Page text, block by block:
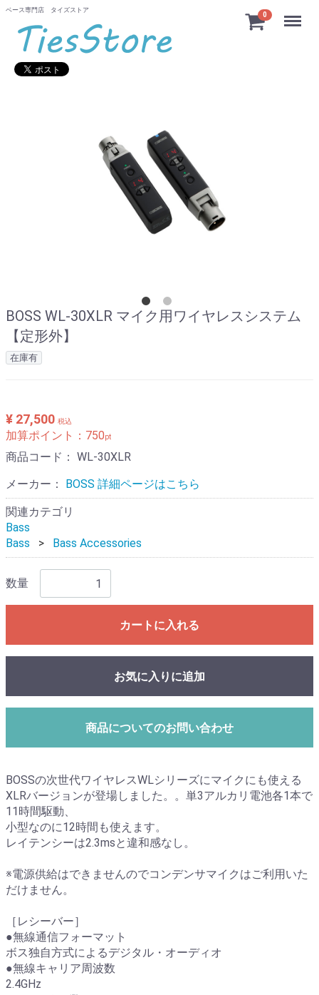
ベース専門店 タイズストア
0 Menu
BOSS WL-30XLR マイク用ワイヤレスシステム
【定形外】
在庫有
¥ 27,500 税込
加算ポイント： 750pt
商品コード： WL-30XLR
メーカー： BOSS 詳細ページはこちら
関連カテゴリ
Bass
Bass
Bass Accessories
数量
カートに入れる
お気に入りに追加
商品についてのお問い合わせ
BOSSの次世代ワイヤレスWLシリーズにマイクにも使える
XLRバージョンが登場しました。。単3アルカリ電池各1本で
11時間駆動、
小型なのに12時間も使えます。
レイテンシーは2.3msと違和感なし。
※電源供給はできませんのでコンデンサマイクはご利用いた
だけません。
［レシーバー］
●無線通信フォーマット
ボス独自方式によるデジタル・オーディオ
●無線キャリア周波数
2.4GHz